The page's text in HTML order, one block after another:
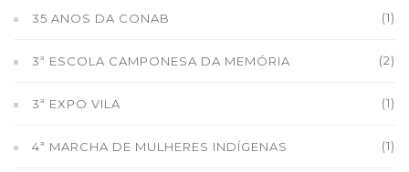
35 ANOS DA CONAB (1)
3ª ESCOLA CAMPONESA DA MEMÓRIA (2)
3ª EXPO VILA (1)
4ª MARCHA DE MULHERES INDÍGENAS (1)